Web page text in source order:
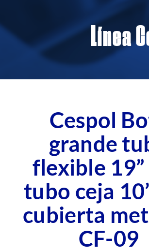
Blog Línea
Cespol
grande
flexible 19”
tubo ceja
cubierta
CF-09